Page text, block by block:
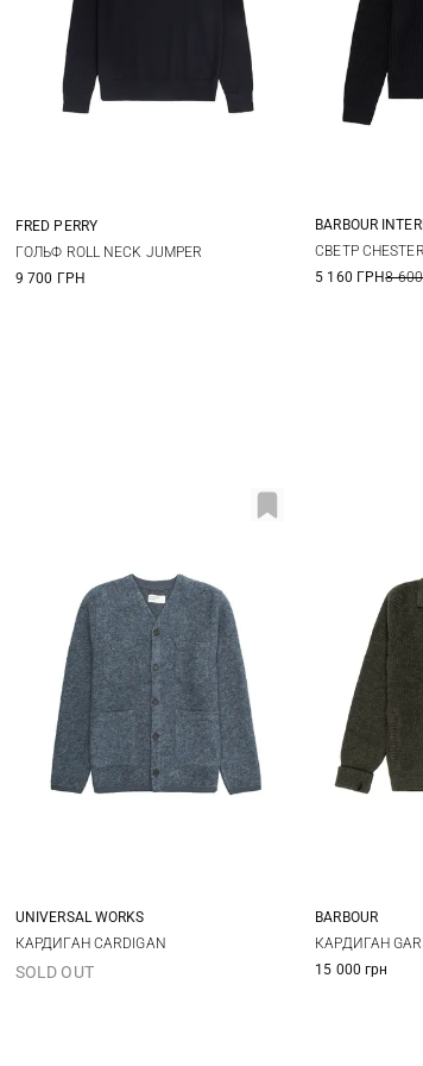
S M L
FRED PERRY
ГОЛЬФ ROLL NECK JUMPER
9 700 ГРН
M L
BARBOUR
СВЕТР
5 160 ГРН8
S M
UNIVERSAL WORKS
КАРДИГАН CARDIGAN
SOLD OUT
S
BARBOUR
КАРДИГАН
15 000 грн